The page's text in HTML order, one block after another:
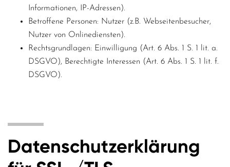
Informationen, IP-Adressen).
Betroffene Personen: Nutzer (z.B. Webseitenbesucher,
Nutzer von Onlinediensten).
Rechtsgrundlagen: Einwilligung (Art. 6 Abs. 1 S. 1 lit. a.
DSGVO), Berechtigte Interessen (Art. 6 Abs. 1 S. 1 lit. f.
DSGVO).
Datenschutzerklärung